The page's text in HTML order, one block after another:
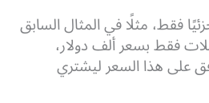
فقط، مثلًا في المثال السابق
أنك بعت 3 عملات فقط بسعر ألف دولار،
على هذا السعر ليشتري